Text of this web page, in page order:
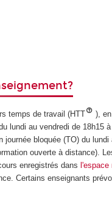
temps de travail (HTT
),
lundi au vendredi de 18h15
bloquée (TO) du lundi
ouverte à distance).
enregistrés dansl'espace
Certains enseignants